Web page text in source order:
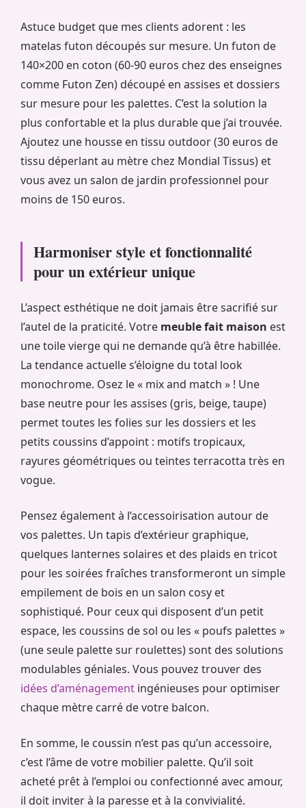
Astuce budget que mes clients adorent : les
matelas futon découpés sur mesure. Un futon de
140×200 en coton (60-90 euros chez des enseignes
comme Futon Zen) découpé en assises et dossiers
sur mesure pour les palettes. C’est la solution la
plus confortable et la plus durable que j’ai trouvée.
Ajoutez une housse en tissu outdoor (30 euros de
tissu déperlant au mètre chez Mondial Tissus) et
vous avez un salon de jardin professionnel pour
moins de 150 euros.
Harmoniser style et fonctionnalité
pour un extérieur unique
L’aspect esthétique ne doit jamais être sacrifié sur
l’autel de la praticité. Votre meuble fait maison est
une toile vierge qui ne demande qu’à être habillée.
La tendance actuelle s’éloigne du total look
monochrome. Osez le « mix and match » ! Une
base neutre pour les assises (gris, beige, taupe)
permet toutes les folies sur les dossiers et les
petits coussins d’appoint : motifs tropicaux,
rayures géométriques ou teintes terracotta très en
vogue.
Pensez également à l’accessoirisation autour de
vos palettes. Un tapis d’extérieur graphique,
quelques lanternes solaires et des plaids en tricot
pour les soirées fraîches transformeront un simple
empilement de bois en un salon cosy et
sophistiqué. Pour ceux qui disposent d’un petit
espace, les coussins de sol ou les « poufs palettes »
(une seule palette sur roulettes) sont des solutions
modulables géniales. Vous pouvez trouver des
idées d’aménagement ingénieuses pour optimiser
chaque mètre carré de votre balcon.
En somme, le coussin n’est pas qu’un accessoire,
c’est l’âme de votre mobilier palette. Qu’il soit
acheté prêt à l’emploi ou confectionné avec amour,
il doit inviter à la paresse et à la convivialité.